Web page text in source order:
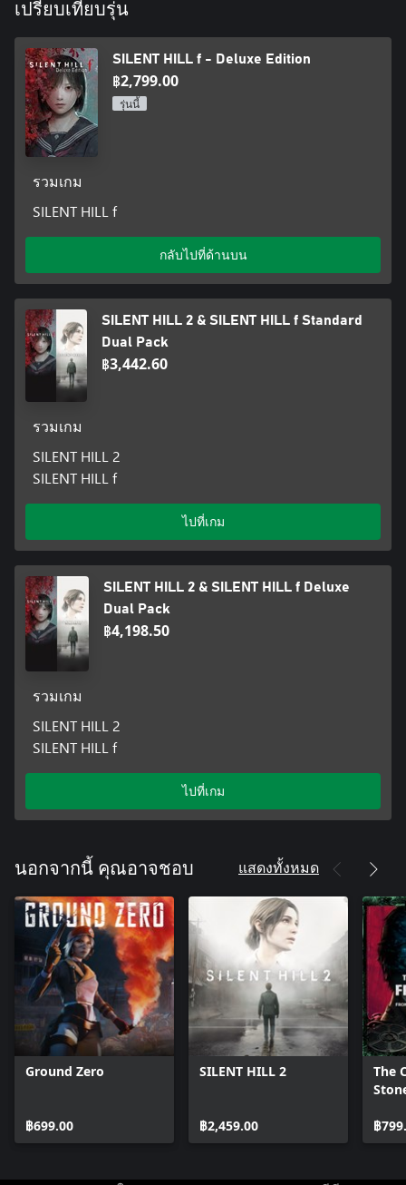
*This game contains depictions of gender discrimination, child
abuse, bullying, drug-induced hallucinations, torture, and graphic
violence.
This game is set in Japan in the 1960s and contains depictions
based on the customs and culture of that time. These depictions
do not reflect the opinions or values of the developers or any
individuals involved.
If you feel uncomfortable at any point while playing, please take a
เปรียบเทียบรุ่น
SILENT HILL f - Deluxe Edition
฿2,799.00
รุ่นนี้
รวมเกม
SILENT HILL f
กลับไปที่ด้านบน
SILENT HILL 2 & SILENT HILL f Standard
Dual Pack
฿3,442.60
รวมเกม
SILENT HILL 2
SILENT HILL f
ไปที่เกม
SILENT HILL 2 & SILENT HILL f Deluxe
Dual Pack
฿4,198.50
รวมเกม
SILENT HILL 2
SILENT HILL f
ไปที่เกม
นอกจากนี้ คุณอาจชอบ แสดงทั้งหมด
Ground Zero
฿699.00
SILENT HILL 2
฿2,459.00
The
฿